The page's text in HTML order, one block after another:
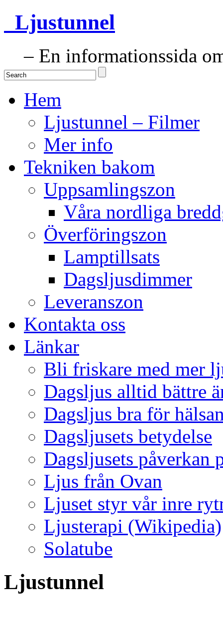
Ljustunnel
– En informationssida
Hem
Ljustunnel – Filmer
Mer info
Tekniken bakom
Uppsamlingszon
Våra nordliga
Överföringszon
Lamptillsats
Dagsljusdimmer
Leveranszon
Kontakta oss
Länkar
Bli friskare med mer
Dagsljus alltid bättre
Dagsljus bra för
Dagsljusets betydelse
Dagsljusets påverkan
Ljus från Ovan
Ljuset styr vår inre
Ljusterapi (Wikipedia)
Solatube
Ljustunnel